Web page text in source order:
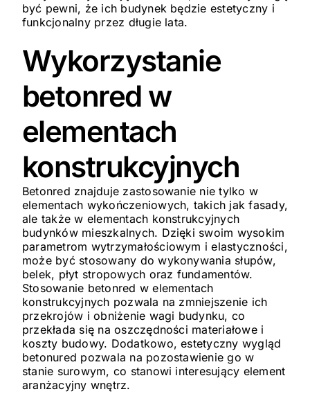
być pewni, że ich budynek będzie estetyczny i
funkcjonalny przez długie lata.
Wykorzystanie
betonred w
elementach
konstrukcyjnych
Betonred znajduje zastosowanie nie tylko w
elementach wykończeniowych, takich jak fasady,
ale także w elementach konstrukcyjnych
budynków mieszkalnych. Dzięki swoim wysokim
parametrom wytrzymałościowym i elastyczności,
może być stosowany do wykonywania słupów,
belek, płyt stropowych oraz fundamentów.
Stosowanie betonred w elementach
konstrukcyjnych pozwala na zmniejszenie ich
przekrojów i obniżenie wagi budynku, co
przekłada się na oszczędności materiałowe i
koszty budowy. Dodatkowo, estetyczny wygląd
betonured pozwala na pozostawienie go w
stanie surowym, co stanowi interesujący element
aranżacyjny wnętrz.